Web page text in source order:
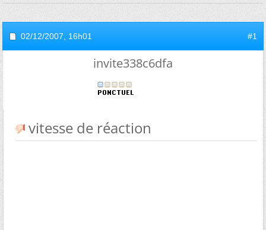
02/12/2007, 16h01 #1
invite338c6dfa
vitesse de réaction